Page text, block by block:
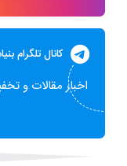
کانال تلگرام
اخبار مقالات و